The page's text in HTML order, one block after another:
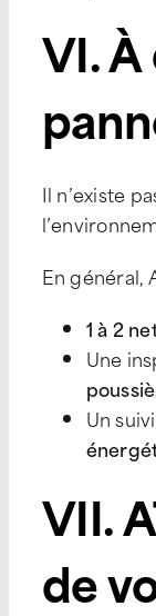
VI.
Il n’existe
En général,
1 à 2
Une
Un
VII.
de